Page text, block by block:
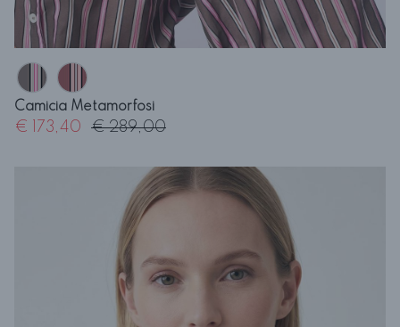
Camicia Metamorfosi
€ 173,40 € 289,00